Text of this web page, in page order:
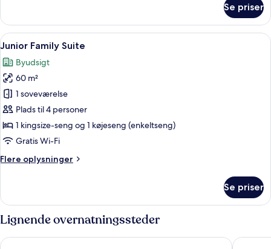
Suite
Se priser
Indlæs
alle
billeder
af
Junior
Family
Suite
Junior Family Suite | Premium-
6
Junior Family Suite
Byudsigt
60 m²
1 soveværelse
Plads til 4 personer
1 kingsize-seng og 1 køjeseng (enkeltseng)
Gratis Wi-Fi
Flere oplysninger
Flere
Family
Se priser
Lignende overnatningssteder
Rembrandt Hotel Bangkok Grande